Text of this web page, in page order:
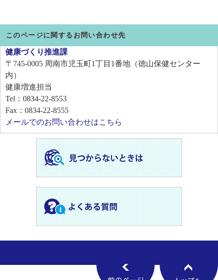
このページに関するお問い合わせ先
健康づくり推進課
〒745-0005 周南市児玉町1丁目1番地（徳山保健センター
内）
健康増進担当
Tel：0834-22-8553
Fax：0834-22-8555
メールでのお問い合わせはこちら